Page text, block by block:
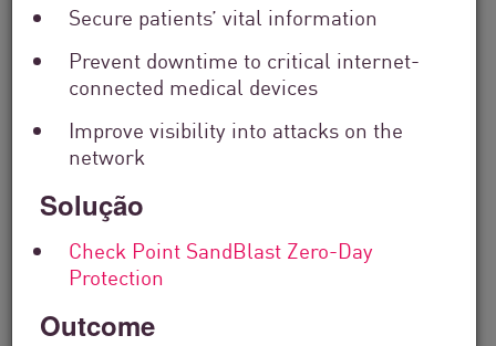
Secure patients’ vital information
Prevent downtime to critical internet-
connected medical devices
Improve visibility into attacks on the
network
Solução
Check Point SandBlast Zero-Day
Protection
Outcome
maiores empresas, governos e provedores
de serviços em todo o mundo.
Filter
Filter
Industry
Filter
by
Location